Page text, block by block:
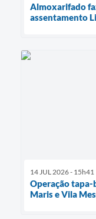
Almoxarifado
assentamento
14 JUL 2026 - 15h41
Operação tapa-
Maris e Vila